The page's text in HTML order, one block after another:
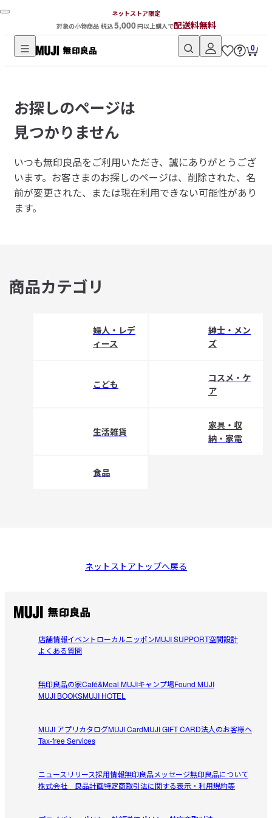
ネットストア限定
対象の小物商品 税込5,000円以上購入で配送料無料
無
品
ネ
ッ
ト
ス
ト
ア
0
お探しのページは
見つかりません
いつも無印良品をご利用いただき、誠にありがとうござ
います。 お客さまのお探しのページは、削除された、名
前が変更された、または現在利用できない可能性があり
ます。
商品カテゴリ
婦人・レデ
ィース
紳士・メン
ズ
こども
コスメ・ケ
ア
生活雑貨
家具・収
納・家電
食品
ネットストアトップへ戻る
店舗情報イベントローカルニッポンMUJI SUPPORT空間設計
よくある質問
無印良品の家Café&Meal MUJIキャンプ場Found MUJI
MUJI BOOKSMUJI HOTEL
MUJI アプリカタログMUJI CardMUJI GIFT CARD法人のお客様へ
Tax-free Services
ニュースリリース採用情報無印良品メッセージ無印良品について
株式会社 良品計画特定商取引法に関する表示・利用規約等